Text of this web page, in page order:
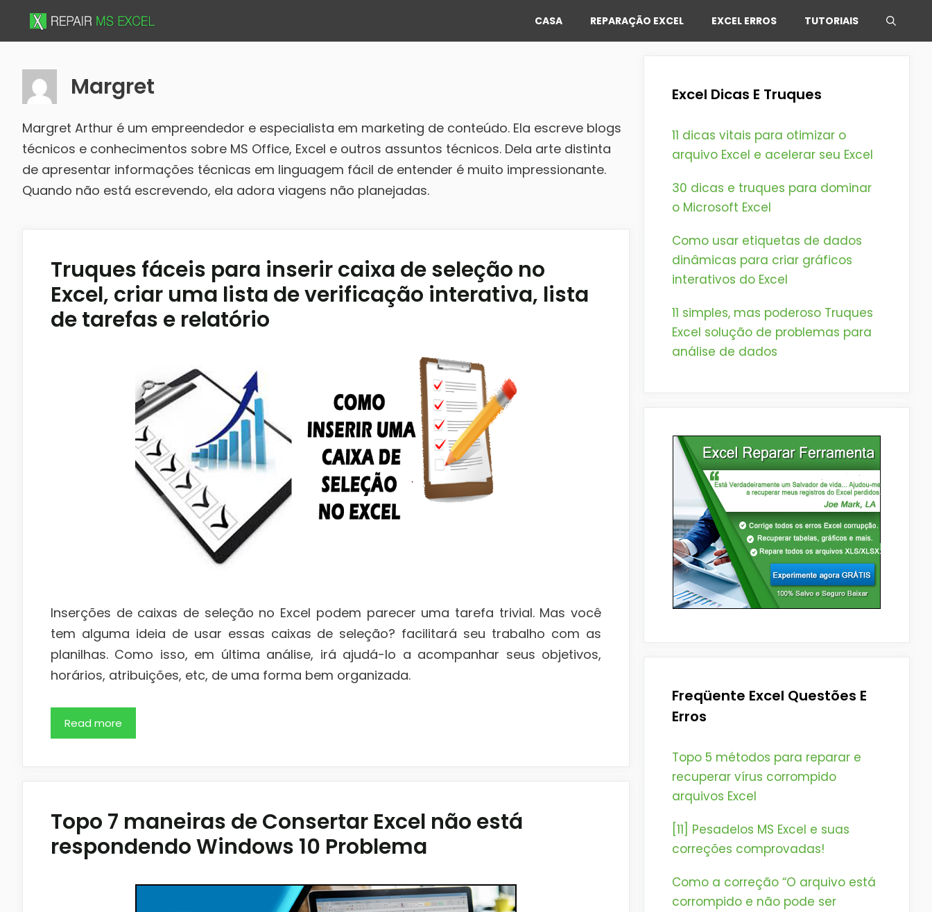
CASA REPARAÇÃO EXCEL EXCEL ERROS TUTORIAIS
Margret
Margret Arthur é um empreendedor e especialista em marketing de conteúdo. Ela escreve blogs
técnicos e conhecimentos sobre MS Office, Excel e outros assuntos técnicos. Dela arte distinta
de apresentar informações técnicas em linguagem fácil de entender é muito impressionante.
Quando não está escrevendo, ela adora viagens não planejadas.
Truques fáceis para inserir caixa de seleção no
Excel, criar uma lista de verificação interativa, lista
de tarefas e relatório
Inserções de caixas de seleção no Excel podem parecer uma tarefa trivial. Mas você
tem alguma ideia de usar essas caixas de seleção? facilitará seu trabalho com as
planilhas. Como isso, em última análise, irá ajudá-lo a acompanhar seus objetivos,
horários, atribuições, etc, de uma forma bem organizada.
Read more
Topo 7 maneiras de Consertar Excel não está
respondendo Windows 10 Problema
Excel Dicas E Truques
11 dicas vitais para otimizar o
arquivo Excel e acelerar seu Excel
30 dicas e truques para dominar
o Microsoft Excel
Como usar etiquetas de dados
dinâmicas para criar gráficos
interativos do Excel
11 simples, mas poderoso Truques
Excel solução de problemas para
análise de dados
Freqüente Excel Questões E
Erros
Topo 5 métodos para reparar e
recuperar vírus corrompido
arquivos Excel
[11] Pesadelos MS Excel e suas
correções comprovadas!
Como a correção “O arquivo está
corrompido e não pode ser